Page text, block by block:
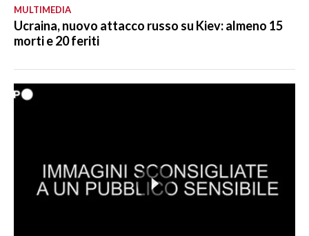
MULTIMEDIA
Ucraina, nuovo attacco russo su Kiev: almeno 15
morti e 20 feriti